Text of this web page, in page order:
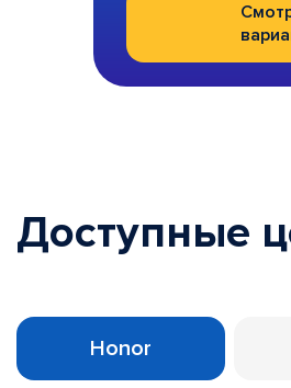
Доступные
Honor